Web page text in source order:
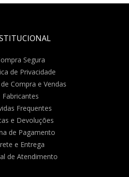
Segura
de Privacidade
Compra e Vendas
Fabricantes
Frequentes
e Devoluções
de Pagamento
e Entrega
de Atendimento